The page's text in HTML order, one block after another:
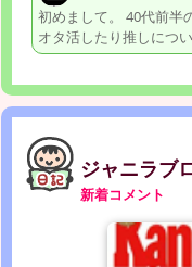
初めまして。 40代前半
オタ活したり推しにつ
ジャニラブ
新着コメント